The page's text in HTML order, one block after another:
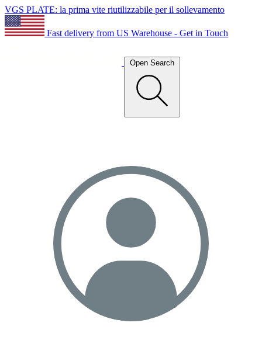
VGS PLATE: la prima vite riutilizzabile per il sollevamento
Fast delivery from US Warehouse - Get in Touch
Open Search